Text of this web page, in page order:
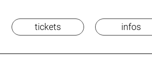
tickets infos